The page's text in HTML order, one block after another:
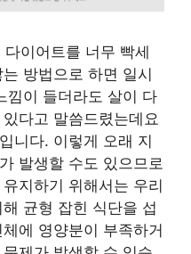
이어트를 너무 빡세
방법으로 하면 일시
낌이 들더라도 살이 다
다고 말씀드렸는데요
니다. 이렇게 오래 지
발생할 수도 있으므로
지하기 위해서는 우리
균형 잡힌 식단을 섭
에 영양분이 부족하거